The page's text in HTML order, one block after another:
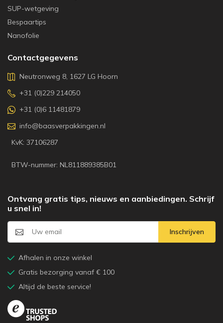
SUP-wetgeving
Bespaartips
Nanofolie
Contactgegevens
Neutronweg 8, 1627 LG Hoorn
+31 (0)229 214050
+31 (0)6 11481879
info@baasverpakkingen.nl
KvK: 37106287
BTW-nummer: NL811889385B01
Ontvang gratis tips, nieuws en aanbiedingen. Schrijf
u snel in!
Inschrijven
Afhalen in onze winkel
Gratis bezorging vanaf € 100
Altijd de beste service!